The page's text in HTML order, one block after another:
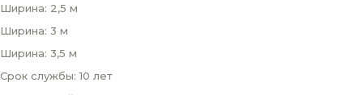
Ширина: 2,5 м
Ширина: 3 м
Ширина: 3,5 м
Срок службы: 10 лет